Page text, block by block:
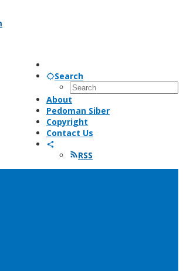
Search
About
Pedoman Siber
Copyright
Contact Us
RSS